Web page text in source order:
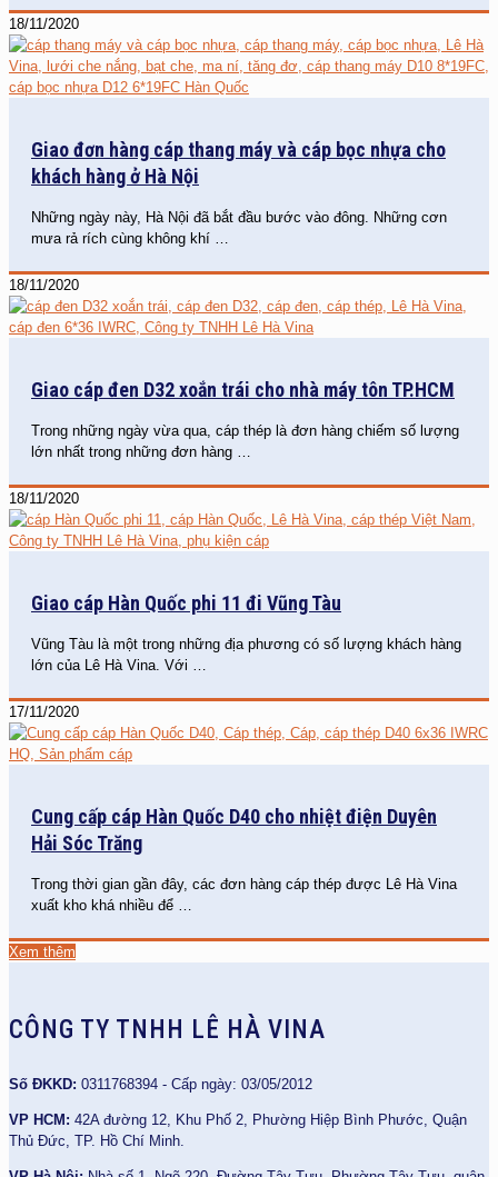
18/11/2020
Giao đơn hàng cáp thang máy và cáp bọc nhựa cho
khách hàng ở Hà Nội
Những ngày này, Hà Nội đã bắt đầu bước vào đông. Những cơn
mưa rả rích cùng không khí …
18/11/2020
Giao cáp đen D32 xoắn trái cho nhà máy tôn TP.HCM
Trong những ngày vừa qua, cáp thép là đơn hàng chiếm số lượng
lớn nhất trong những đơn hàng …
18/11/2020
Giao cáp Hàn Quốc phi 11 đi Vũng Tàu
Vũng Tàu là một trong những địa phương có số lượng khách hàng
lớn của Lê Hà Vina. Với …
17/11/2020
Cung cấp cáp Hàn Quốc D40 cho nhiệt điện Duyên
Hải Sóc Trăng
Trong thời gian gần đây, các đơn hàng cáp thép được Lê Hà Vina
xuất kho khá nhiều để
Xem thêm
CÔNG TY TNHH LÊ HÀ VINA
Số ĐKKD: 0311768394 - Cấp ngày: 03/05/2012
VP HCM: 42A đường 12, Khu Phố 2, Phường Hiệp Bình Phước, Quận
Thủ Đức, TP. Hồ Chí Minh.